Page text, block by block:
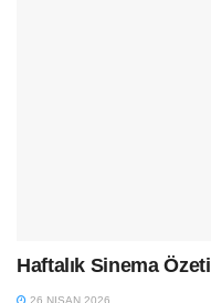
Haftalık Sinema Özeti
26 NISAN 2026